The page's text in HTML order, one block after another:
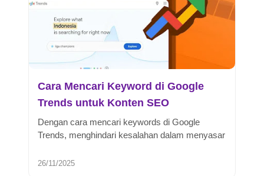
Cara Mencari Keyword di Google
Trends untuk Konten SEO
Dengan cara mencari keywords di Google
Trends, menghindari kesalahan dalam menyasar
26/11/2025